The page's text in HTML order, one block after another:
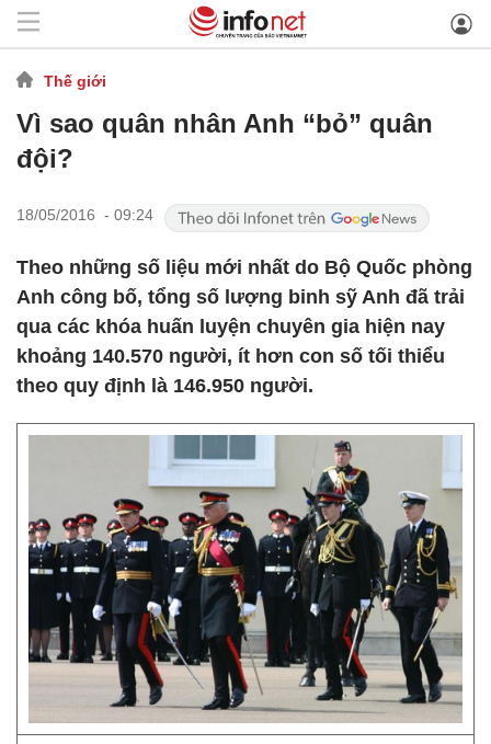
Thế giới
Vì sao quân nhân Anh “bỏ” quân
đội?
18/05/2016 - 09:24
Theo những số liệu mới nhất do Bộ Quốc phòng
Anh công bố, tổng số lượng binh sỹ Anh đã trải
qua các khóa huấn luyện chuyên gia hiện nay
khoảng 140.570 người, ít hơn con số tối thiểu
theo quy định là 146.950 người.